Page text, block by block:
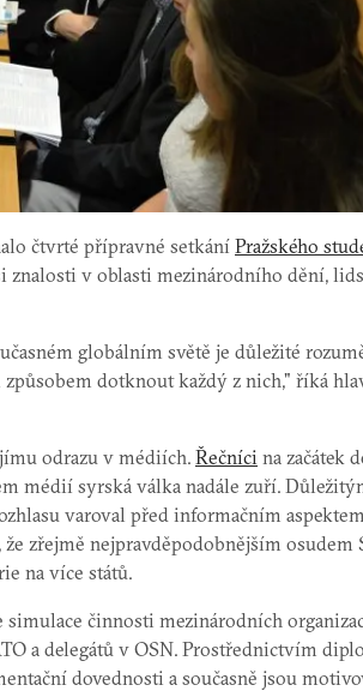
čtvrté přípravné setkání Pražského
znalosti v oblasti mezinárodního dění,
globálním světě je důležité
dotknout každý z nich," říká
odrazu v médiích. Řečníci na začátek
médií syrská válka nadále zuří.
varoval před informačním
zřejmě nejpravděpodobnějším osudem
na více států.
činnosti mezinárodních
a delegátů v OSN. Prostřednictvím
dovednosti a současně jsou